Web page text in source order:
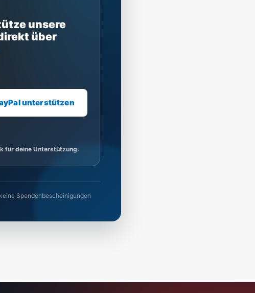
unsere
über
unterstützen
für deine Unterstützung.
Spendenbescheinigungen